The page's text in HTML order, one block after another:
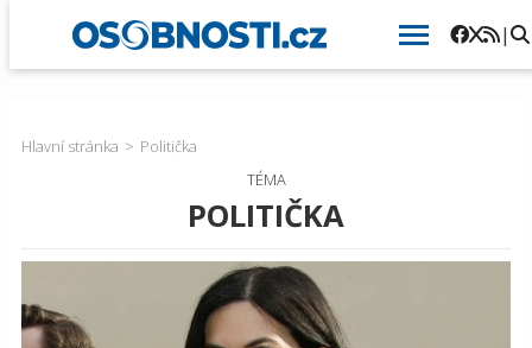
|
Hlavní stránka
Politička
TÉMA
POLITIČKA